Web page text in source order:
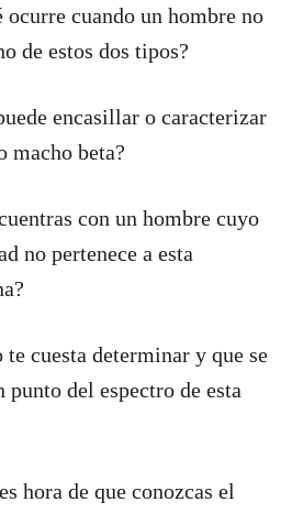
ocurre cuando un hombre no
de estos dos tipos?
encasillar o caracterizar
macho beta?
con un hombre cuyo
no pertenece a esta
cuesta determinar y que se
punto del espectro de esta
hora de que conozcas el